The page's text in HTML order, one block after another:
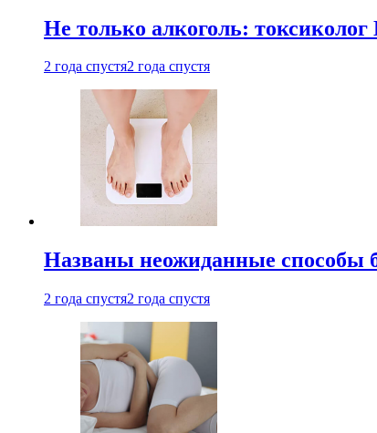
Не только алкоголь:
2 года спустя2 года спустя
Названы неожиданные способы
2 года спустя2 года спустя